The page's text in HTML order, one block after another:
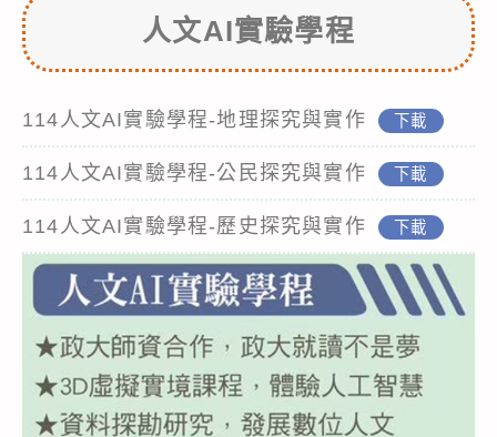
人文AI實驗學程
114人文AI實驗學程-地理探究與實作 下載
114人文AI實驗學程-公民探究與實作 下載
114人文AI實驗學程-歷史探究與實作 下載